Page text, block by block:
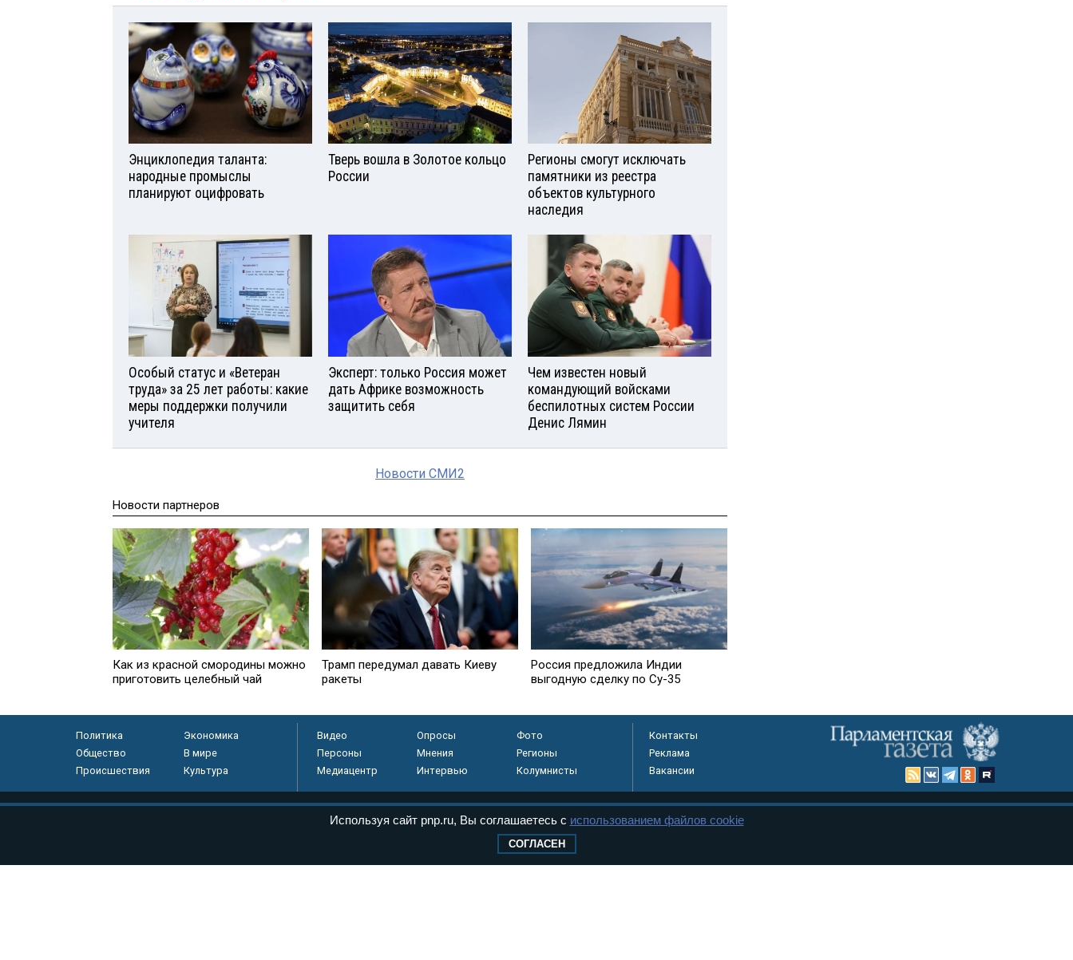
Энциклопедия таланта:
народные промыслы
планируют оцифровать
Тверь вошла в Золотое кольцо
России
Регионы смогут исключать
памятники из реестра
объектов культурного
наследия
Особый статус и «Ветеран
труда» за 25 лет работы: какие
меры поддержки получили
учителя
Эксперт: только Россия может
дать Африке возможность
защитить себя
Чем известен новый
командующий войсками
беспилотных систем России
Денис Лямин
Новости СМИ2
Новости партнеров
Как из красной смородины можно
приготовить целебный чай
Трамп передумал давать Киеву
ракеты
Россия предложила Индии
выгодную сделку по Су-35
Политика
Экономика
Общество
В мире
Происшествия
Культура
Видео Опросы
Фото
Персоны
Мнения
Регионы
Медиацентр
Интервью Колумнисты
Контакты
Реклама
Вакансии
Используя сайт pnp.ru, Вы соглашаетесь с использованием файлов cookie
СОГЛАСЕН